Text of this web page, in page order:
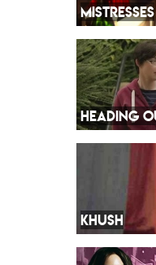
MISTRESSES
HEADING
KHUSH